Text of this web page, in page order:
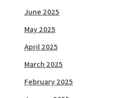
June 2025
May 2025
April 2025
March 2025
February 2025